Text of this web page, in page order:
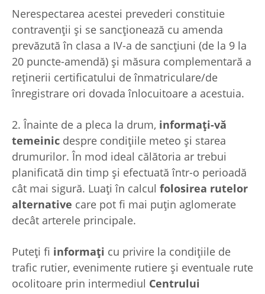
Nerespectarea acestei prevederi constituie
contravenţii şi se sancţionează cu amenda
prevăzută în clasa a IV-a de sancţiuni (de la 9 la
20 puncte-amendă) și măsura complementară a
reținerii certificatului de înmatriculare/de
înregistrare ori dovada înlocuitoare a acestuia.
2. Înainte de a pleca la drum, informaţi-vă
temeinic despre condiţiile meteo şi starea
drumurilor. În mod ideal călătoria ar trebui
planificată din timp și efectuată într-o perioadă
cât mai sigură. Luați în calcul folosirea rutelor
alternative care pot fi mai puțin aglomerate
decât arterele principale.
Puteți fi informați cu privire la condițiile de
trafic rutier, evenimente rutiere și eventuale rute
ocolitoare prin intermediul Centrului